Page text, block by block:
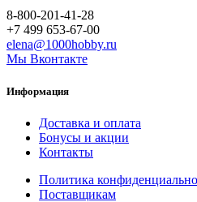
8-800-201-41-28
+7 499 653-67-00
elena@1000hobby.ru
Мы Вконтакте
Информация
Доставка и оплата
Бонусы и акции
Контакты
Политика
Поставщикам